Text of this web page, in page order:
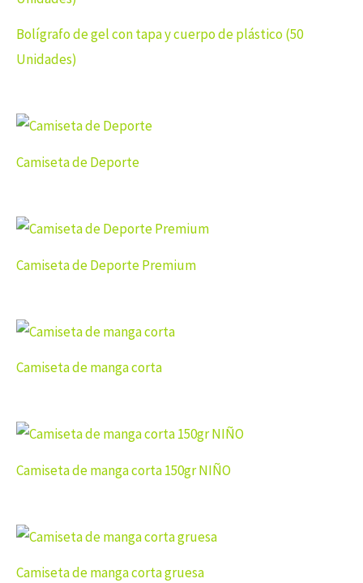
Bolígrafo de gel con tapa y cuerpo de plástico (50
Unidades)
Camiseta de Deporte
Camiseta de Deporte Premium
Camiseta de manga corta
Camiseta de manga corta 150gr NIÑO
Camiseta de manga corta gruesa